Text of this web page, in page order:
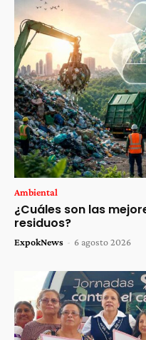
Ambiental
¿Cuáles son las
residuos?
ExpokNews - 6 agosto 2026